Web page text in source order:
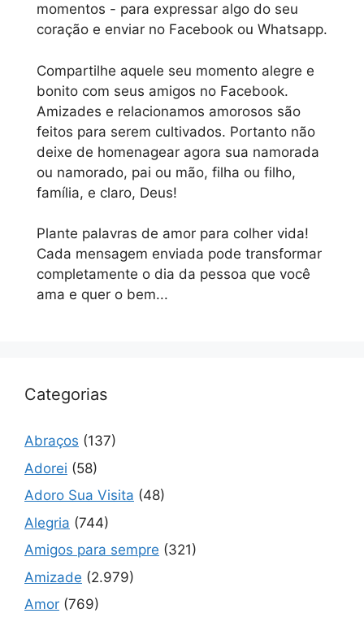
momentos - para expressar algo do seu
coração e enviar no Facebook ou Whatsapp.
Compartilhe aquele seu momento alegre e
bonito com seus amigos no Facebook.
Amizades e relacionamos amorosos são
feitos para serem cultivados. Portanto não
deixe de homenagear agora sua namorada
ou namorado, pai ou mão, filha ou filho,
família, e claro, Deus!
Plante palavras de amor para colher vida!
Cada mensagem enviada pode transformar
completamente o dia da pessoa que você
ama e quer o bem...
Categorias
Abraços (137)
Adorei (58)
Adoro Sua Visita (48)
Alegria (744)
Amigos para sempre (321)
Amizade (2.979)
Amor (769)